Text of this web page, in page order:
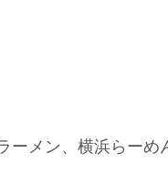
ーメン、横浜らーめ